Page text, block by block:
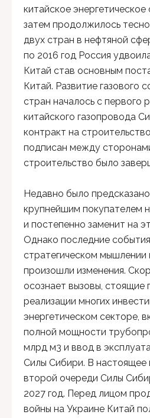
китайское
затем продолжилось
двух стран в нефтяной
по 2016 год Россия
Китай став основным
Китай. Развитие газового
стран началось с первого
китайского газопровода
контракт на
подписан между
строительство было
Недавно было
крупнейшим покупателем
и постепенно заменит на
Однако последние
стратегическом мышлении
произошли изменения.
осознает вызовы, стоящие
реализации многих
энергетическом секторе,
полной мощности
млрд м3 и ввод в
Силы Сибири. В настоящее
второй очереди Силы
2027 год. Перед лицом
войны на Украине Китай